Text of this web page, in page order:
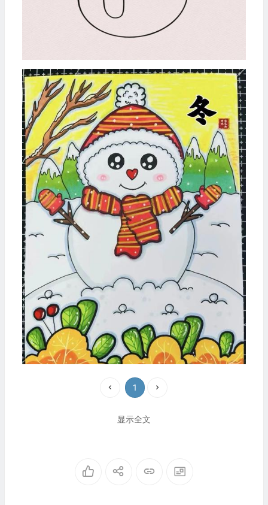
1
显示全文